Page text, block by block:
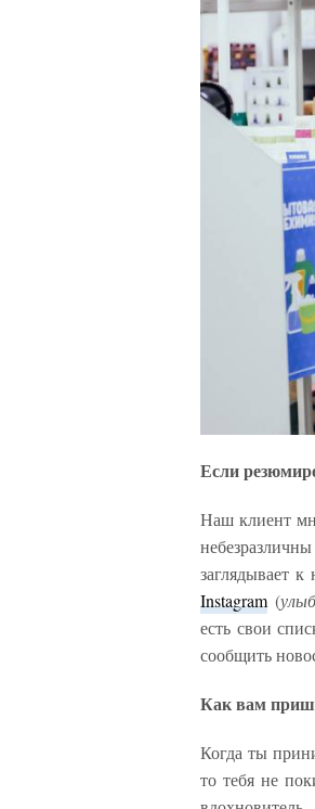
Если
Наш клиент
заглядывает
Instagram (
есть свои
сообщить
Как вам
Когда ты
то тебя не